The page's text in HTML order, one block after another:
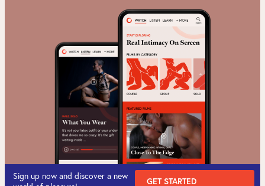
Sign up now and discover a new
GET STARTED